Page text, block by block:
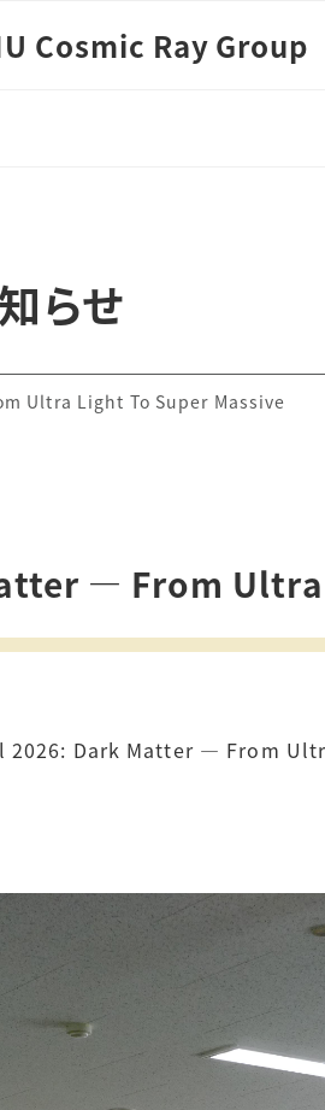
Cosmic Ray Group
らせ
Ultra Light To Super Massive
— From
2026: Dark Matter — From